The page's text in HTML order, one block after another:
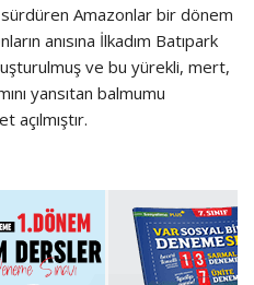
Amazonlar bir dönem
anısına İlkadım Batıpark
ve bu yürekli, mert,
yansıtan balmumu